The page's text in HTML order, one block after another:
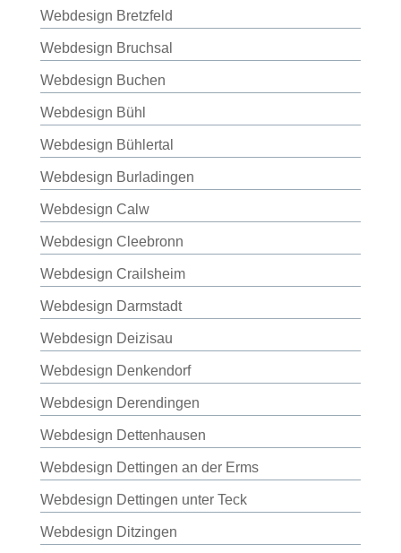
Webdesign Bretzfeld
Webdesign Bruchsal
Webdesign Buchen
Webdesign Bühl
Webdesign Bühlertal
Webdesign Burladingen
Webdesign Calw
Webdesign Cleebronn
Webdesign Crailsheim
Webdesign Darmstadt
Webdesign Deizisau
Webdesign Denkendorf
Webdesign Derendingen
Webdesign Dettenhausen
Webdesign Dettingen an der Erms
Webdesign Dettingen unter Teck
Webdesign Ditzingen